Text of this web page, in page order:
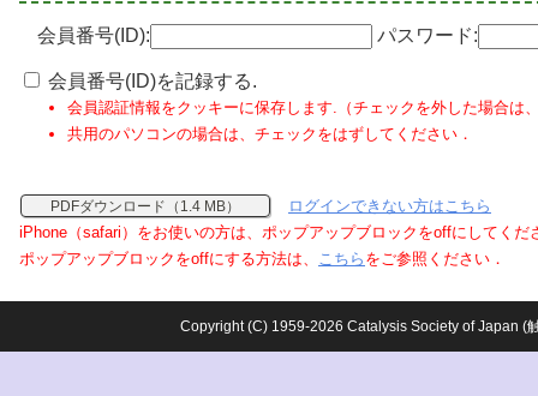
会員番号(ID): パスワード:
会員番号(ID)を記録する.
会員認証情報をクッキーに保存します.（チェックを外した場合は
共用のパソコンの場合は、チェックをはずしてください．
PDFダウンロード（1.4 MB）
ログインできない方はこちら
iPhone（safari）をお使いの方は、ポップアップブロックをoffにしてくだ
ポップアップブロックをoffにする方法は、 こちら をご参照ください．
Copyright (C) 1959-2026 Catalysis Society of Japan (